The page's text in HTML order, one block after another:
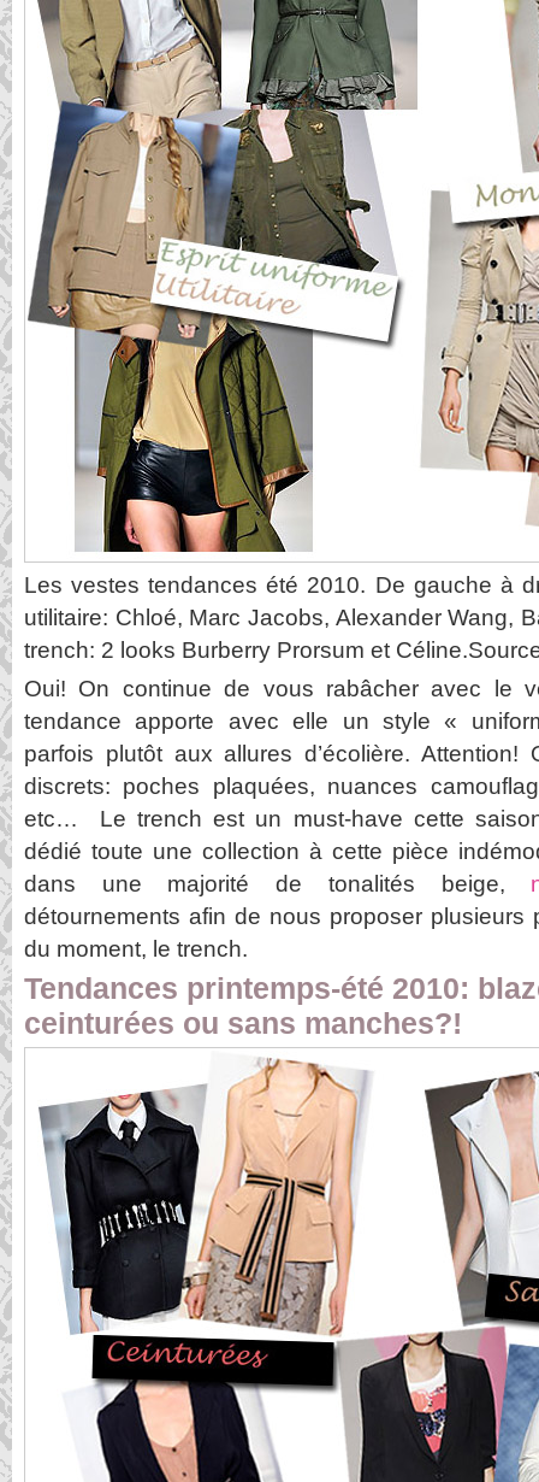
Les vestes tendances été 2010. De gauche à
utilitaire: Chloé, Marc Jacobs, Alexander Wang,
trench: 2 looks Burberry Prorsum et
Oui! On continue de vous rabâcher avec le
tendance apporte avec elle un style «
parfois plutôt aux allures d’écolière.
discrets: poches plaquées, nuances
etc… Le trench est un must-have cette
dédié toute une collection à cette pièce
dans une majorité de tonalités beige,
détournements afin de nous proposer plusieurs
du moment, le trench.
Tendances printemps-été 2010:
ceinturées ou sans manches?!